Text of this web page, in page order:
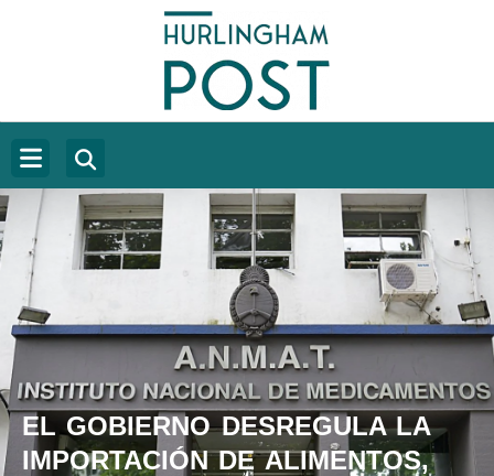
EL GOBIERNO DESREGULA LA
IMPORTACIÓN DE ALIMENTOS,